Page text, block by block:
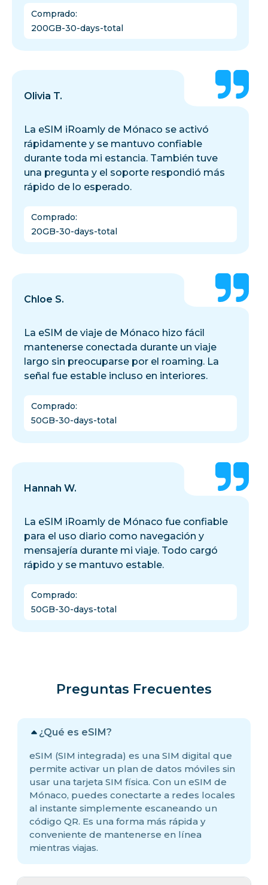
Comprado:
200GB-30-days-total
Olivia T.
La eSIM iRoamly de Mónaco se activó
rápidamente y se mantuvo confiable
durante toda mi estancia. También tuve
una pregunta y el soporte respondió más
rápido de lo esperado.
Comprado:
20GB-30-days-total
Chloe S.
La eSIM de viaje de Mónaco hizo fácil
mantenerse conectada durante un viaje
largo sin preocuparse por el roaming. La
señal fue estable incluso en interiores.
Comprado:
50GB-30-days-total
Hannah W.
La eSIM iRoamly de Mónaco fue confiable
para el uso diario como navegación y
mensajería durante mi viaje. Todo cargó
rápido y se mantuvo estable.
Comprado:
50GB-30-days-total
Preguntas Frecuentes
¿Qué es eSIM?
eSIM (SIM integrada) es una SIM digital que
permite activar un plan de datos móviles sin
usar una tarjeta SIM física. Con un eSIM de
Mónaco, puedes conectarte a redes locales
al instante simplemente escaneando un
código QR. Es una forma más rápida y
conveniente de mantenerse en línea
mientras viajas.